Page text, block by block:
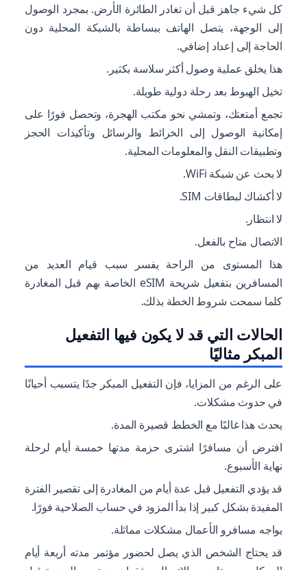
كل شيء جاهز قبل أن تغادر الطائرة الأرض. بمجرد الوصول
إلى الوجهة، يتصل الهاتف ببساطة بالشبكة المحلية دون
الحاجة إلى إعداد إضافي.
هذا يخلق عملية وصول أكثر سلاسة بكثير.
تخيل الهبوط بعد رحلة دولية طويلة.
تجمع أمتعتك، وتمشي نحو مكتب الهجرة، وتحصل فورًا على
إمكانية الوصول إلى الخرائط والرسائل وتأكيدات الحجز
وتطبيقات النقل والمعلومات المحلية.
لا بحث عن شبكة WiFi.
لا أكشاك لبطاقات SIM.
لا انتظار.
الاتصال متاح بالفعل.
هذا المستوى من الراحة يفسر سبب قيام العديد من
المسافرين بتفعيل شريحة eSIM الخاصة بهم قبل المغادرة
كلما سمحت شروط الخطة بذلك.
الحالات التي قد لا يكون فيها التفعيل
المبكر مثاليًا
على الرغم من المزايا، فإن التفعيل المبكر جدًا يتسبب أحيانًا
في حدوث مشكلات.
يحدث هذا غالبًا مع الخطط قصيرة المدة.
افترض أن مسافرًا اشترى حزمة مدتها خمسة أيام لرحلة
نهاية الأسبوع.
قد يؤدي التفعيل قبل عدة أيام من المغادرة إلى تقصير الفترة
المفيدة بشكل كبير إذا بدأ المزود في حساب الصلاحية فورًا.
يواجه مسافرو الأعمال مشكلات مماثلة.
قد يحتاج الشخص الذي يصل لحضور مؤتمر مدته أربعة أيام